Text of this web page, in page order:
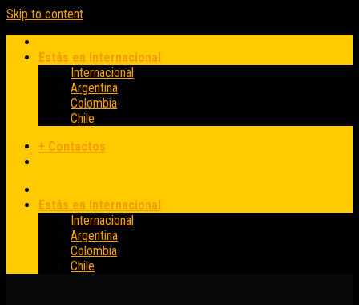
Skip to content
Estás en Internacional
Internacional
Argentina
Colombia
Chile
+ Contactos
Estás en Internacional
Internacional
Argentina
Colombia
Chile